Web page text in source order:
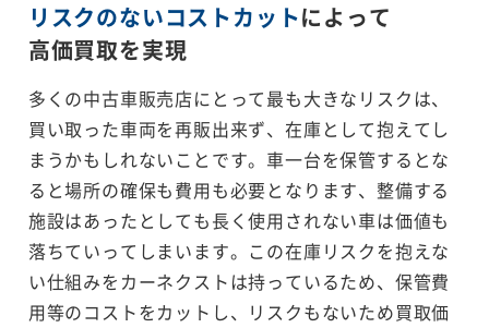
リスクのないコストカットによって
高価買取を実現
多くの中古車販売店にとって最も大きなリスクは、
買い取った車両を再販出来ず、在庫として抱えてし
まうかもしれないことです。車一台を保管するとな
ると場所の確保も費用も必要となります、整備する
施設はあったとしても長く使用されない車は価値も
落ちていってしまいます。この在庫リスクを抱えな
い仕組みをカーネクストは持っているため、保管費
用等のコストをカットし、リスクもないため買取価